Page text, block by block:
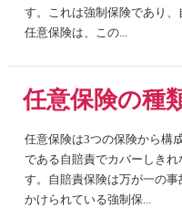
す。これは強制保険であり
任意保険は、この...
任意保険の種
任意保険は3つの保険から構
である自賠責でカバーしき
す。自賠責保険は万が一の
かけられている強制保...